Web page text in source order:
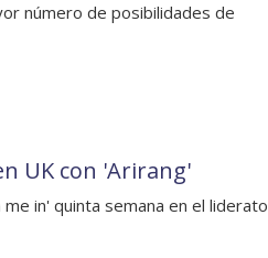
número de posibilidades de
UK con 'Arirang'
in' quinta semana en el liderato